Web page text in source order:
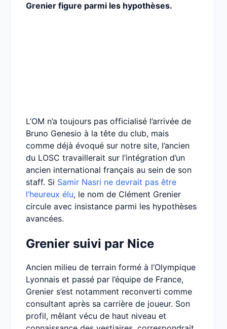
Grenier figure parmi les hypothèses.
L’OM n’a toujours pas officialisé l’arrivée de
Bruno Genesio à la tête du club, mais
comme déjà évoqué sur notre site, l’ancien
du LOSC travaillerait sur l’intégration d’un
ancien international français au sein de son
staff. Si Samir Nasri ne devrait pas être
l’heureux élu, le nom de Clément Grenier
circule avec insistance parmi les hypothèses
avancées.
Grenier suivi par Nice
Ancien milieu de terrain formé à l’Olympique
Lyonnais et passé par l’équipe de France,
Grenier s’est notamment reconverti comme
consultant après sa carrière de joueur. Son
profil, mêlant vécu de haut niveau et